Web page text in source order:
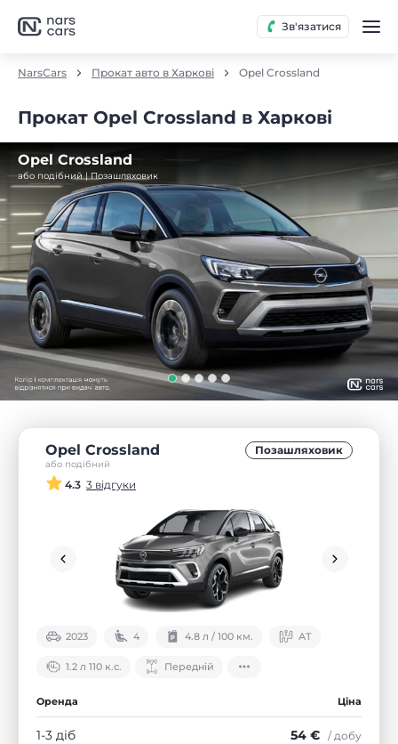
Зв'язатися
NarsCars Прокат авто в Харкові Opel Crossland
Прокат Opel Crossland в Харкові
Opel Crossland
або подібний | Позашляховик
Opel Crossland
або подібний
Позашляховик
4.3 3 відгуки
2023 4 4.8 л / 100 км. АТ
1.2 л 110 к.с. Передній
Оренда Ціна
1-3 діб 54 € / добу